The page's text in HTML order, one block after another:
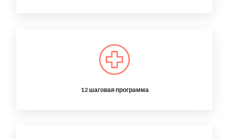
12 шаговая программа